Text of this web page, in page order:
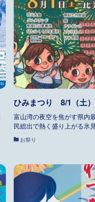
ひみまつり 8/1（土）
富山湾の夜空を焦がす県内
民総出で熱く盛り上がる氷
お祭り